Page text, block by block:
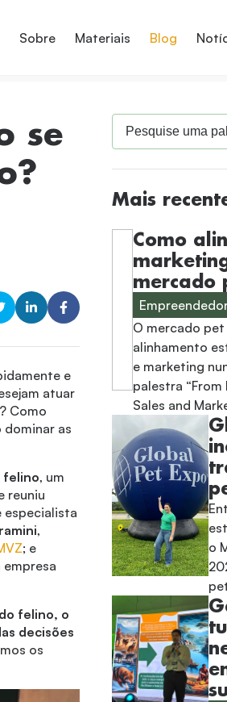
Sobre Materiais Blog
se
e
atuar
Como
as
felino, um
reuniu
especialista
,
; e
empresa
felino, o
decisões
os
Mais
Como
mercado
O mercado
alinhamento
e marketing
palestra “From
Sales and
o